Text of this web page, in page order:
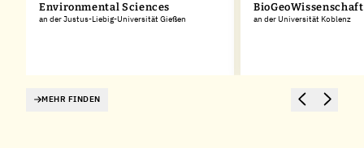
Environmental Sciences
an der Justus-Liebig-Universität Gießen an der Universität Koblenz
MEHR FINDEN